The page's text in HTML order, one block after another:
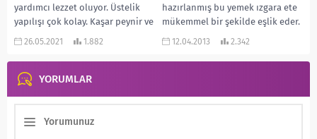
yardımcı lezzet oluyor. Üstelik
yapılışı çok kolay. Kaşar peynir ve
kabağın uyumu...
26.05.2021 1.882
hazırlanmış bu yemek ızgara ete
mükemmel bir şekilde eşlik eder.
Aynı zamanda...
12.04.2013 2.342
YORUMLAR